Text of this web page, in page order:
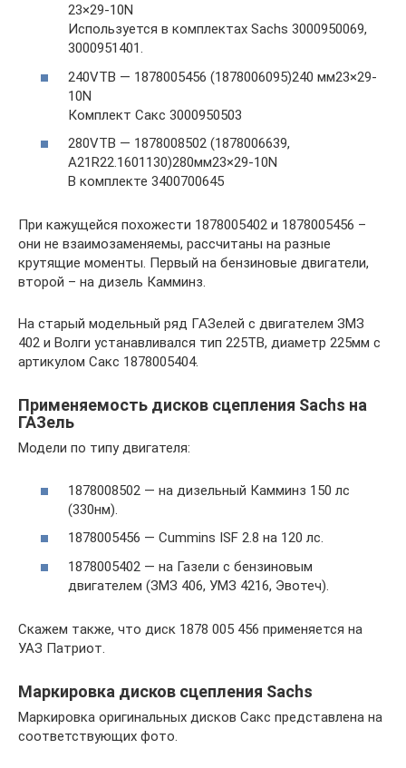
23×29-10N
Используется в комплектах Sachs 3000950069,
3000951401.
240VTB — 1878005456 (1878006095)240 мм23×29-
10N
Комплект Сакс 3000950503
280VTB — 1878008502 (1878006639,
A21R22.1601130)280мм23×29-10N
В комплекте 3400700645
При кажущейся похожести 1878005402 и 1878005456 –
они не взаимозаменяемы, рассчитаны на разные
крутящие моменты. Первый на бензиновые двигатели,
второй – на дизель Камминз.
На старый модельный ряд ГАЗелей с двигателем ЗМЗ
402 и Волги устанавливался тип 225TB, диаметр 225мм с
артикулом Сакс 1878005404.
Применяемость дисков сцепления Sachs на
ГАЗель
Модели по типу двигателя:
1878008502 — на дизельный Камминз 150 лс
(330нм).
1878005456 — Cummins ISF 2.8 на 120 лс.
1878005402 — на Газели с бензиновым
двигателем (ЗМЗ 406, УМЗ 4216, Эвотеч).
Скажем также, что диск 1878 005 456 применяется на
УАЗ Патриот.
Маркировка дисков сцепления Sachs
Маркировка оригинальных дисков Сакс представлена на
соответствующих фото.